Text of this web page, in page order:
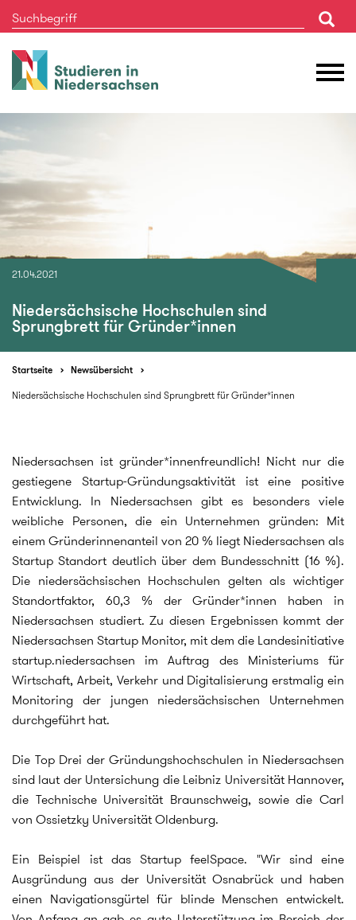
Studieren
in
21.04.2021
Niedersächsische Hochschulen sind
Sprungbrett für Gründer*innen
Startseite
Newsübersicht
Niedersächsische Hochschulen sind Sprungbrett für Gründer*innen
Niedersachsen ist gründer*innenfreundlich! Nicht nur die
gestiegene Startup-Gründungsaktivität ist eine positive
Entwicklung. In Niedersachsen gibt es besonders viele
weibliche Personen, die ein Unternehmen gründen: Mit
einem Gründerinnenanteil von 20 % liegt Niedersachsen als
Startup Standort deutlich über dem Bundesschnitt (16 %).
Die niedersächsischen Hochschulen gelten als wichtiger
Standortfaktor, 60,3 % der Gründer*innen haben in
Niedersachsen studiert. Zu diesen Ergebnissen kommt der
Niedersachsen Startup Monitor, mit dem die Landesinitiative
startup.niedersachsen im Auftrag des Ministeriums für
Wirtschaft, Arbeit, Verkehr und Digitalisierung erstmalig ein
Monitoring der jungen niedersächsischen Unternehmen
durchgeführt hat.
Die Top Drei der Gründungshochschulen in Niedersachsen
sind laut der Untersichung die Leibniz Universität Hannover,
die Technische Universität Braunschweig, sowie die Carl
von Ossietzky Universität Oldenburg.
Ein Beispiel ist das Startup feelSpace. "Wir sind eine
Ausgründung aus der Universität Osnabrück und haben
einen Navigationsgürtel für blinde Menschen entwickelt.